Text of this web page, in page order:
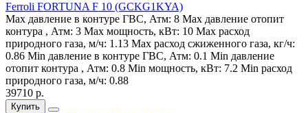
Ferroli FORTUNA F 10 (GCKG1KYA)
Max давление в контуре ГВС, Атм: 8 Max давление отопит
контура , Атм: 3 Max мощность, кВт: 10 Max расход
природного газа, м/ч: 1.13 Max расход сжиженного газа, кг/ч:
0.86 Min давление в контуре ГВС, Атм: 0.1 Min давление
отопит контура , Атм: 0.8 Min мощность, кВт: 7.2 Min расход
природного газа, м/ч: 0.88
39710 р.
Купить